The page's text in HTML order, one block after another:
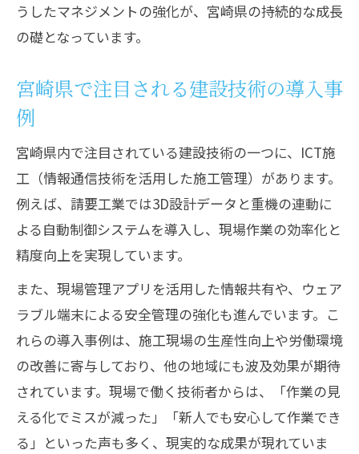
うしたマネジメントの強化が、宮崎県の持続的な成長
の礎となっています。
宮崎県で注目される建設技術の導入事
例
宮崎県内で注目されている建設技術の一つに、ICT施
工（情報通信技術を活用した施工管理）があります。
例えば、請要工業では3D設計データと重機の連動に
よる自動制御システムを導入し、現場作業の効率化と
精度向上を実現しています。
また、現場管理アプリを活用した情報共有や、ウェア
ラブル端末による安全管理の強化も進んでいます。こ
れらの導入事例は、施工現場の生産性向上や労働環境
の改善に寄与しており、他の地域にも波及効果が期待
されています。現場で働く技術者からは、「作業の見
える化でミスが減った」「新人でも安心して作業でき
る」といった声も多く、現実的な成果が現れていま